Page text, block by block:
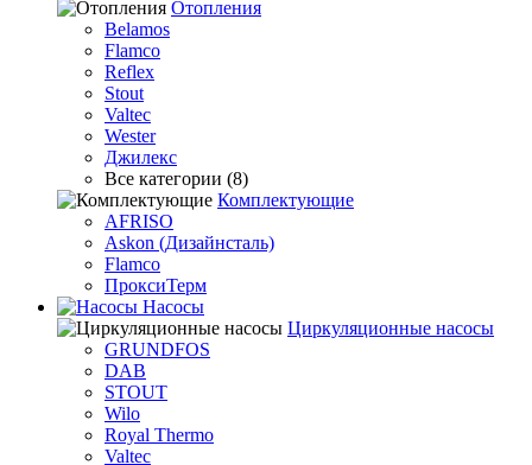
Отопления
Belamos
Flamco
Reflex
Stout
Valtec
Wester
Джилекс
Все категории (8)
Комплектующие
AFRISO
Askon (Дизайнсталь)
Flamco
ПроксиТерм
Насосы
Циркуляционные насосы
GRUNDFOS
DAB
STOUT
Wilo
Royal Thermo
Valtec